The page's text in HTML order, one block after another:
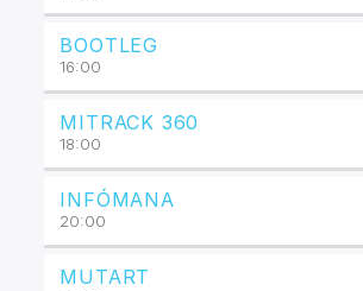
BOOTLEG
16:00
MITRACK 360
18:00
INFÓMANA
20:00
MUTART